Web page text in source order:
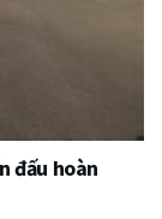
đấu hoàn